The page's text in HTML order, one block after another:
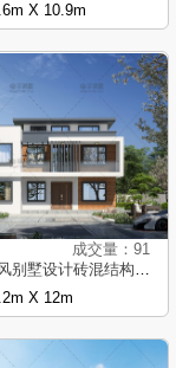
X 10.9m
成交量：91
三层现代风别墅设计砖混结构别墅设计图
X 12m